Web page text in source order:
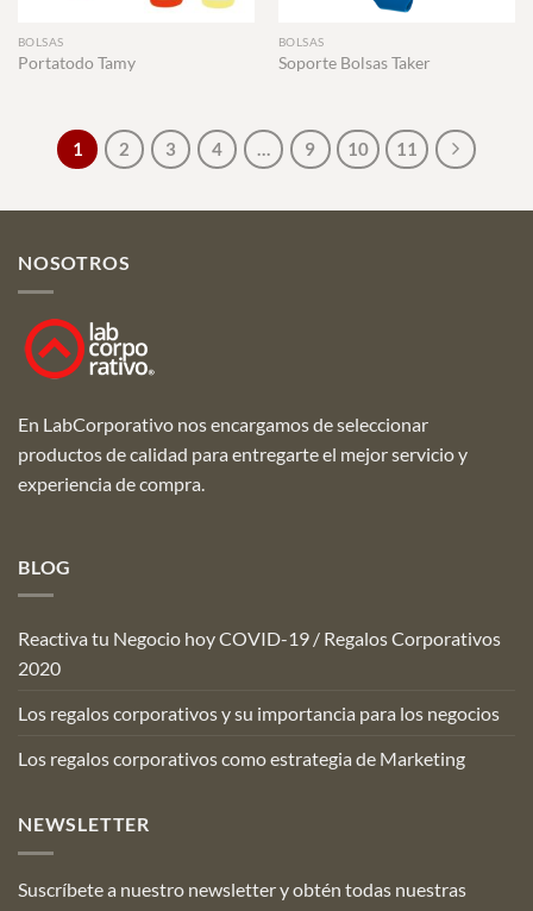
BOLSAS
Portatodo Tamy
BOLSAS
Soporte Bolsas Taker
1 2 3 4 … 9 10 11
NOSOTROS
En LabCorporativo nos encargamos de seleccionar
productos de calidad para entregarte el mejor servicio y
experiencia de compra.
BLOG
Reactiva tu Negocio hoy COVID-19 / Regalos Corporativos
2020
Los regalos corporativos y su importancia para los negocios
Los regalos corporativos como estrategia de Marketing
NEWSLETTER
Suscríbete a nuestro newsletter y obtén todas nuestras